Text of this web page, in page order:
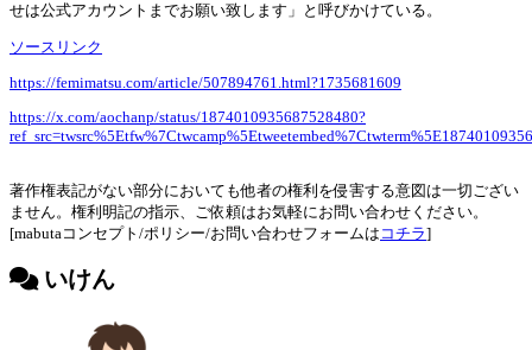
せは公式アカウントまでお願い致します」と呼びかけている。
ソースリンク
https://femimatsu.com/article/507894761.html?1735681609
https://x.com/aochanp/status/1874010935687528480?
著作権表記がない部分においても他者の権利を侵害する意図は一切ござい
ません。権利明記の指示、ご依頼はお気軽にお問い合わせください。
[mabutaコンセプト/ポリシー/お問い合わせフォームは コチラ]
いけん